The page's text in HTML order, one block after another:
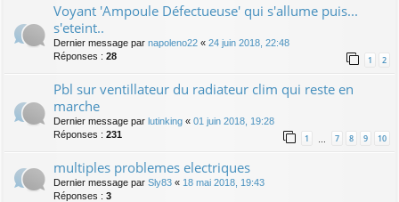
Voyant 'Ampoule Défectueuse' qui s'allume puis...
s'eteint..
Dernier message par napoleno22 « 24 juin 2018, 22:48
Réponses : 28 1 2
Pbl sur ventillateur du radiateur clim qui reste en
marche
Dernier message par lutinking « 01 juin 2018, 19:28
Réponses : 231 1 7 8 9 10
multiples problemes electriques
Dernier message par Sly83 « 18 mai 2018, 19:43
Réponses : 3